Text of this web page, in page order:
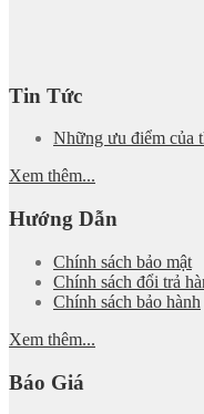
Tin Tức
Những ưu điểm của
Xem thêm...
Hướng Dẫn
Chính sách bảo mật
Chính sách đổi trả
Chính sách bảo hành
Xem thêm...
Báo Giá